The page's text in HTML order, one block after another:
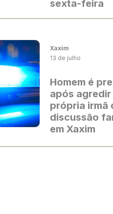
sexta-feira
Xaxim
13 de julho
Homem é
após agredir
própria irmã
discussão
em Xaxim